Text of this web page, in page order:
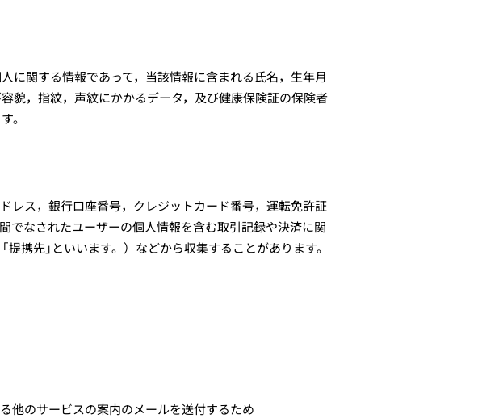
に関する情報であって，当該情報に含まれる氏名，生年月
貌，指紋，声紋にかかるデータ，及び健康保険証の保険者
。
レス，銀行口座番号，クレジットカード番号，運転免許証
でなされたユーザーの個人情報を含む取引記録や決済に関
携先｣といいます。）などから収集することがあります。
他のサービスの案内のメールを送付するため